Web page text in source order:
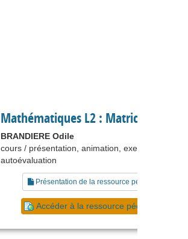
Mathématiques L2 : Matrices 2
BRANDIERE Odile
cours / présentation, animation, exercice,
autoévaluation
Présentation de la ressource pédagogique
Accéder à la ressource pédagogique